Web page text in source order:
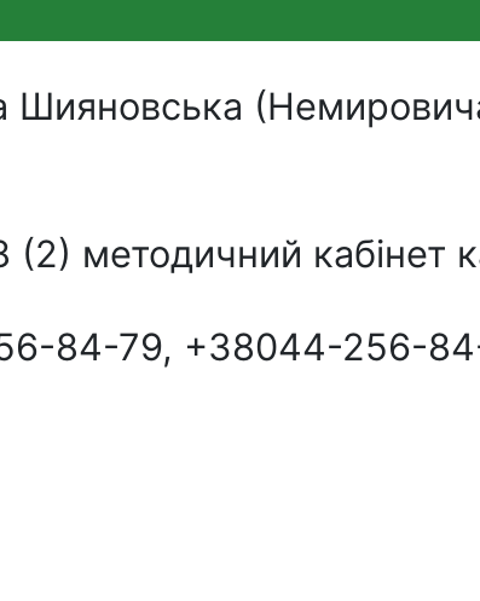
Шияновська
методичний кабінет
84-79, +38044-256-